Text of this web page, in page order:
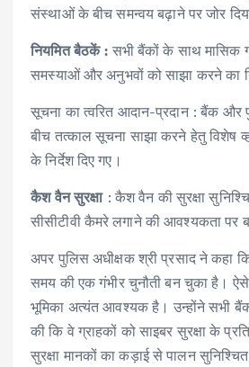
संस्थाओं के बीच समन्वय बढ़ाने पर जोर
नियमित बैठकें : सभी बैंकों के साथ मासिक
समस्याओं और अनुभवों को साझा करने का
सूचना का त्वरित आदान-प्रदान : बैंक और
बीच तत्काल सूचना साझा करने हेतु विशेष
के निर्देश दिए गए।
कैश वैन सुरक्षा: कैश वैन की सुरक्षा
सीसीटीवी कैमरे लगाने की आवश्यकता पर
अपर पुलिस अधीक्षक श्री प्रसाद ने कहा
समय की एक गंभीर चुनौती बन चुका है।
भूमिका अत्यंत आवश्यक है। उन्होंने सभी
की कि वे ग्राहकों को साइबर सुरक्षा के
सुरक्षा मानकों का कड़ाई से पालन